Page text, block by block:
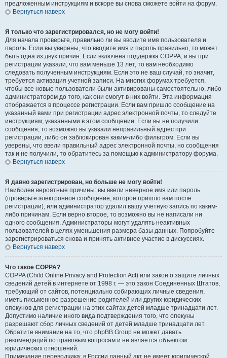
предложенным инструкциям и вскоре вы снова сможете войти на форум.
Вернуться наверх
Я только что зарегистрировался, но не могу войти!
Для начала проверьте, правильно ли вы вводите имя пользователя и
пароль. Если вы уверены, что вводите имя и пароль правильно, то может
быть одна из двух причин. Если включена поддержка COPPA, и вы при
регистрации указали, что вам меньше 13 лет, то вам необходимо
следовать полученным инструкциям. Если это не ваш случай, то значит,
требуется активация учетной записи. На многих форумах требуется,
чтобы все новые пользователи были активированы самостоятельно, либо
администратором до того, как они смогут в них войти. Эта информация
отображается в процессе регистрации. Если вам пришло сообщение на
указанный вами при регистрации адрес электронной почты, то следуйте
инструкциям, указанными в этом сообщении. Если вы не получили
сообщения, то возможно вы указали неправильный адрес при
регистрации, либо он заблокирован каким-либо фильтром. Если вы
уверены, что ввели правильный адрес электронной почты, но сообщения
так и не получили, то обратитесь за помощью к администратору форума.
Вернуться наверх
Я давно зарегистрирован, но больше не могу войти!
Наиболее вероятные причины: вы ввели неверное имя или пароль
(проверьте электронное сообщение, которое пришло вам после
регистрации), или администратор удалил вашу учетную запись по каким-
либо причинам. Если верно второе, то возможно вы не написали ни
одного сообщения. Администраторы могут удалять неактивных
пользователей в целях уменьшения размера базы данных. Попробуйте
зарегистрироваться снова и принять активное участие в дискуссиях.
Вернуться наверх
Что такое COPPA?
COPPA (Child Online Privacy and Protection Act) или закон о защите личных
сведений детей в интернете от 1998 г. — это закон Соединенных Штатов,
требующий от сайтов, потенциально собирающих личные сведения,
иметь письменное разрешение родителей или других юридических
опекунов для регистрации на этих сайтах детей младше тринадцати лет.
Допустимо наличие иного вида подтверждения того, что опекуны
разрешают сбор личных сведений от детей младше тринадцати лет.
Обратите внимание на то, что phpBB Group не может давать
рекомендаций по правовым вопросам и не является объектом
юридических отношений.
Примечание переводчика: в России данный акт не имеет юридической